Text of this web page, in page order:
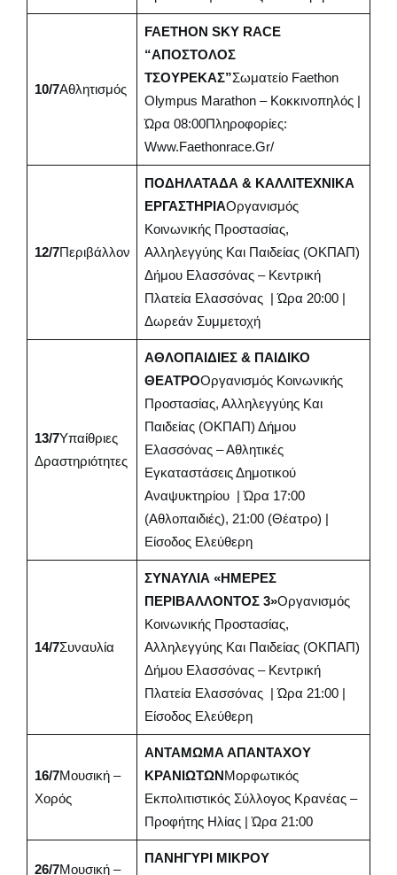
10/7Αθλητισμός
FAETHON SKY RACE
“ΑΠΟΣΤΟΛΟΣ
ΤΣΟΥΡΕΚΑΣ”Σωματείο Faethon
Olympus Marathon – Κοκκινοπηλός |
Ώρα 08:00Πληροφορίες:
Www.faethonrace.gr/
12/7Περιβάλλον
ΠΟΔΗΛΑΤΑΔΑ & ΚΑΛΛΙΤΕΧΝΙΚΑ
ΕΡΓΑΣΤΗΡΙΑΟργανισμός
Κοινωνικής Προστασίας,
Αλληλεγγύης Και Παιδείας (ΟΚΠΑΠ)
Δήμου Ελασσόνας – Κεντρική
Πλατεία Ελασσόνας | Ώρα 20:00 |
Δωρεάν Συμμετοχή
13/7Υπαίθριες
Δραστηριότητες
ΑΘΛΟΠΑΙΔΙΕΣ & ΠΑΙΔΙΚΟ
ΘΕΑΤΡΟΟργανισμός Κοινωνικής
Προστασίας, Αλληλεγγύης Και
Παιδείας (ΟΚΠΑΠ) Δήμου
Ελασσόνας – Αθλητικές
Εγκαταστάσεις Δημοτικού
Αναψυκτηρίου | Ώρα 17:00
(αθλοπαιδιές), 21:00 (θέατρο) |
Είσοδος Ελεύθερη
14/7Συναυλία
ΣΥΝΑΥΛΙΑ «ΗΜΕΡΕΣ
ΠΕΡΙΒΑΛΛΟΝΤΟΣ 3»Οργανισμός
Κοινωνικής Προστασίας,
Αλληλεγγύης Και Παιδείας (ΟΚΠΑΠ)
Δήμου Ελασσόνας – Κεντρική
Πλατεία Ελασσόνας | Ώρα 21:00 |
Είσοδος Ελεύθερη
16/7Μουσική –
Χορός
ΑΝΤΑΜΩΜΑ ΑΠΑΝΤΑΧΟΥ
ΚΡΑΝΙΩΤΩΝΜορφωτικός
Εκπολιτιστικός Σύλλογος Κρανέας –
Προφήτης Ηλίας | Ώρα 21:00
26/7Μουσική –
ΠΑΝΗΓΥΡΙ ΜΙΚΡΟΥ